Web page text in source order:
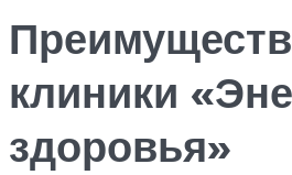
клиники
здоровья»